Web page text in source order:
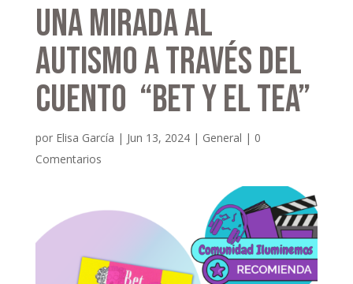
Una mirada al
autismo a través del
cuento “Bet y el TEA”
por Elisa García | Jun 13, 2024| General | 0
Comentarios